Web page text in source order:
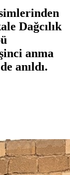
Dağcılık
anma
anıldı.